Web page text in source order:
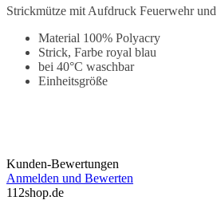
Strickmütze mit Aufdruck Feuerwehr
Material 100% Polyacry
Strick, Farbe royal blau
bei 40°C waschbar
Einheitsgröße
Kunden-Bewertungen
Anmelden und Bewerten
112shop.de